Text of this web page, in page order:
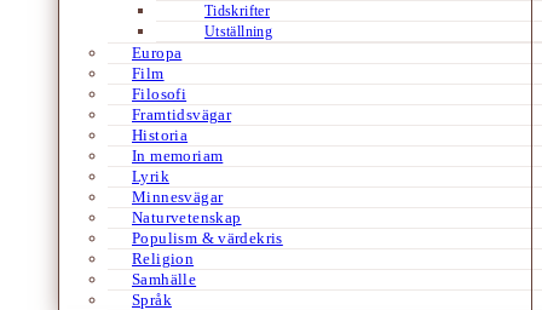
Tidskrifter
Utställning
Europa
Film
Filosofi
Framtidsvägar
Historia
In memoriam
Lyrik
Minnesvägar
Naturvetenskap
Populism & värdekris
Religion
Samhälle
Språk